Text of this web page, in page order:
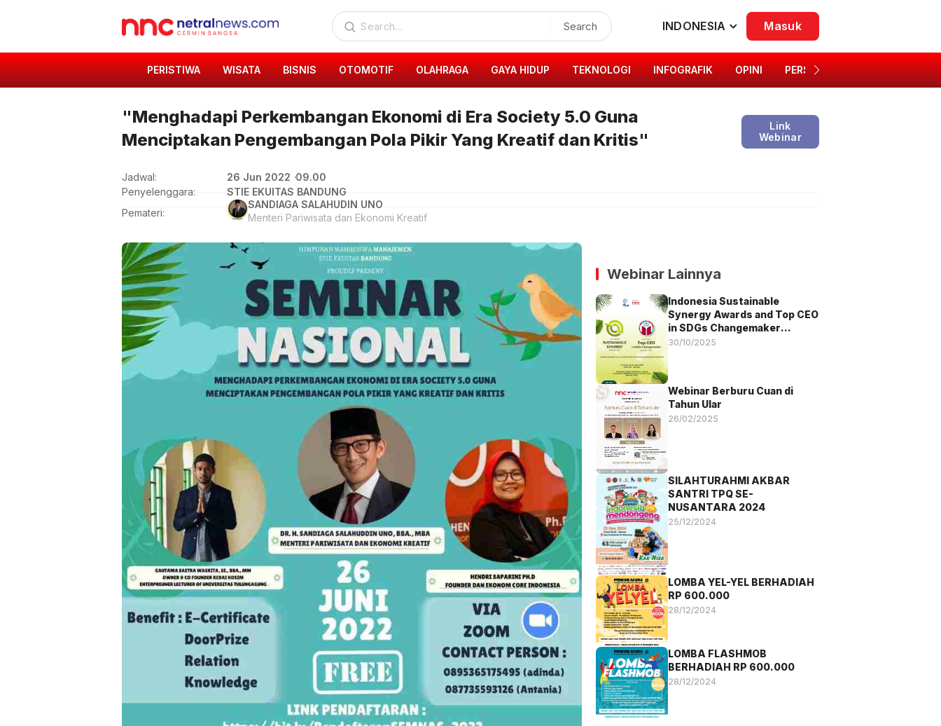
Search INDONESIA Masuk
PERISTIWA WISATA BISNIS OTOMOTIF OLAHRAGA GAYA HIDUP TEKNOLOGI INFOGRAFIK OPINI PERSONA
"Menghadapi Perkembangan Ekonomi di Era Society 5.0 Guna
Menciptakan Pengembangan Pola Pikir Yang Kreatif dan Kritis"
Link
Webinar
Jadwal: 26 Jun 2022 09.00
Penyelenggara:
STIE EKUITAS BANDUNG
Pemateri:
SANDIAGA SALAHUDIN UNO
Menteri Pariwisata dan Ekonomi Kreatif
Webinar Lainnya
Indonesia Sustainable
Synergy Awards and Top CEO
in SDGs Changemaker
Awards 2025
30/10/2025
Webinar Berburu Cuan di
Tahun Ular
26/02/2025
SILAHTURAHMI AKBAR
SANTRI TPQ SE-
NUSANTARA 2024
25/12/2024
LOMBA YEL-YEL BERHADIAH
RP 600.000
28/12/2024
LOMBA FLASHMOB
BERHADIAH RP 600.000
28/12/2024